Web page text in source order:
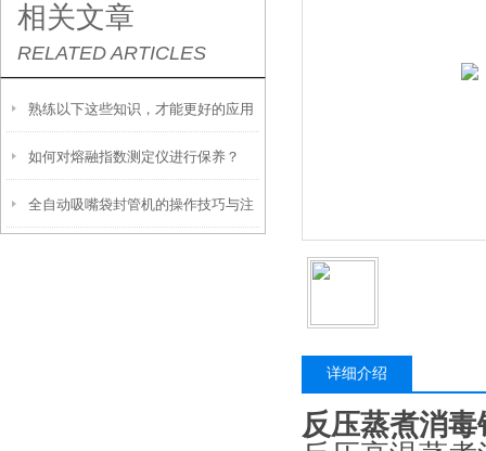
相关文章
RELATED ARTICLES
熟练以下这些知识，才能更好的应用
水蒸气透过率测试仪
如何对熔融指数测定仪进行保养？
全自动吸嘴袋封管机的操作技巧与注
详细介绍
反压蒸煮消